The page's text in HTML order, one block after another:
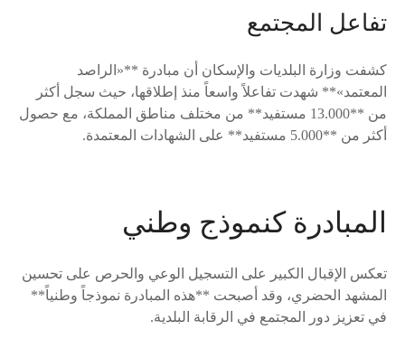
تفاعل المجتمع
كشفت وزارة البلديات والإسكان أن مبادرة **«الراصد
المعتمد»** شهدت تفاعلاً واسعاً منذ إطلاقها، حيث سجل أكثر
من **13.000 مستفيد** من مختلف مناطق المملكة، مع حصول
أكثر من **5.000 مستفيد** على الشهادات المعتمدة.
المبادرة كنموذج وطني
تعكس الإقبال الكبير على التسجيل الوعي والحرص على تحسين
المشهد الحضري، وقد أصبحت **هذه المبادرة نموذجاً وطنياً**
في تعزيز دور المجتمع في الرقابة البلدية.